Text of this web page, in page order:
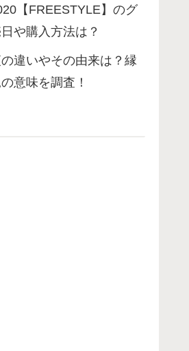
【FREESTYLE】のグ
や購入方法は？
違いやその由来は？縁
意味を調査！